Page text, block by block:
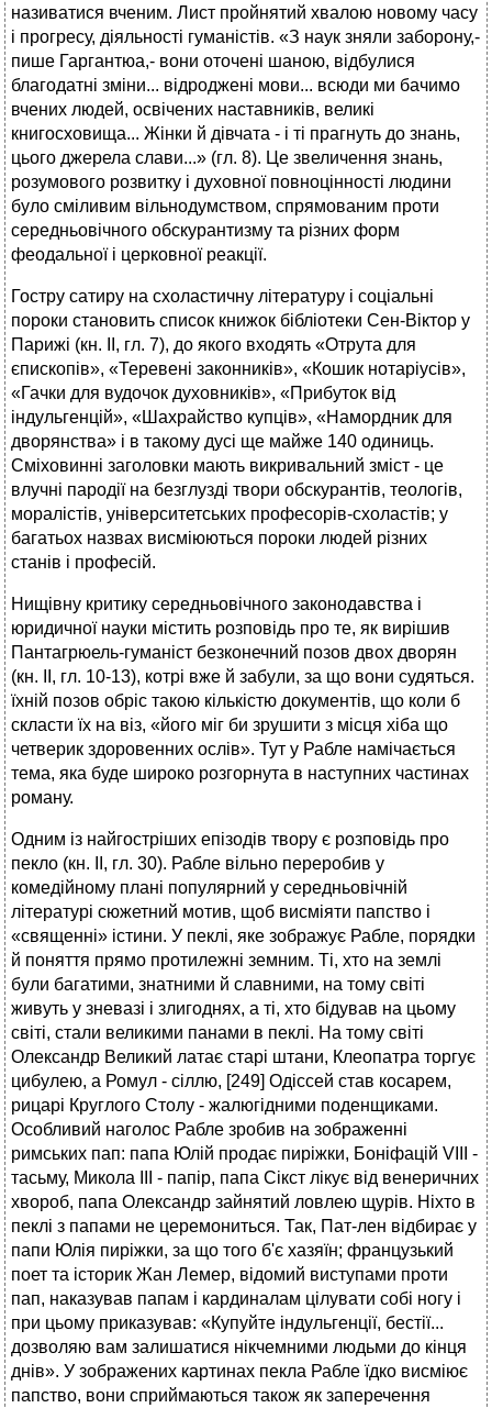
називатися вченим. Лист пройнятий хвалою новому часу
і прогресу, діяльності гуманістів. «З наук зняли заборону,-
пише Гаргантюа,- вони оточені шаною, відбулися
благодатні зміни... відроджені мови... всюди ми бачимо
вчених людей, освічених наставників, великі
книгосховища... Жінки й дівчата - і ті прагнуть до знань,
цього джерела слави...» (гл. 8). Це звеличення знань,
розумового розвитку і духовної повноцінності людини
було сміливим вільнодумством, спрямованим проти
середньовічного обскурантизму та різних форм
феодальної і церковної реакції.
Гостру сатиру на схоластичну літературу і соціальні
пороки становить список книжок бібліотеки Сен-Віктор у
Парижі (кн. II, гл. 7), до якого входять «Отрута для
єпископів», «Теревені законників», «Кошик нотаріусів»,
«Гачки для вудочок духовників», «Прибуток від
індульгенцій», «Шахрайство купців», «Намордник для
дворянства» і в такому дусі ще майже 140 одиниць.
Сміховинні заголовки мають викривальний зміст - це
влучні пародії на безглузді твори обскурантів, теологів,
моралістів, університетських професорів-схоластів; у
багатьох назвах висміюються пороки людей різних
станів і професій.
Нищівну критику середньовічного законодавства і
юридичної науки містить розповідь про те, як вирішив
Пантагрюель-гуманіст безконечний позов двох дворян
(кн. II, гл. 10-13), котрі вже й забули, за що вони судяться.
їхній позов обріс такою кількістю документів, що коли б
скласти їх на віз, «його міг би зрушити з місця хіба що
четверик здоровенних ослів». Тут у Рабле намічається
тема, яка буде широко розгорнута в наступних частинах
роману.
Одним із найгостріших епізодів твору є розповідь про
пекло (кн. II, гл. 30). Рабле вільно переробив у
комедійному плані популярний у середньовічній
літературі сюжетний мотив, щоб висміяти папство і
«священні» істини. У пеклі, яке зображує Рабле, порядки
й поняття прямо протилежні земним. Ті, хто на землі
були багатими, знатними й славними, на тому світі
живуть у зневазі і злигоднях, а ті, хто бідував на цьому
світі, стали великими панами в пеклі. На тому світі
Олександр Великий латає старі штани, Клеопатра торгує
цибулею, а Ромул - сіллю, [249] Одіссей став косарем,
рицарі Круглого Столу - жалюгідними поденщиками.
Особливий наголос Рабле зробив на зображенні
римських пап: папа Юлій продає пиріжки, Боніфацій VIII -
тасьму, Микола III - папір, папа Сікст лікує від венеричних
хвороб, папа Олександр зайнятий ловлею щурів. Ніхто в
пеклі з папами не церемониться. Так, Пат-лен відбирає у
папи Юлія пиріжки, за що того б'є хазяїн; французький
поет та історик Жан Лемер, відомий виступами проти
пап, наказував папам і кардиналам цілувати собі ногу і
при цьому приказував: «Купуйте індульгенції, бестії...
дозволяю вам залишатися нікчемними людьми до кінця
днів». У зображених картинах пекла Рабле їдко висміює
папство, вони сприймаються також як заперечення